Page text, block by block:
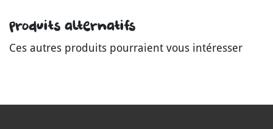
Produits alternatifs
Ces autres produits pourraient vous intéresser